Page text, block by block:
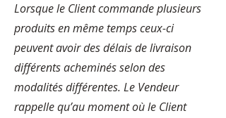
Lorsque le Client commande plusieurs
produits en même temps ceux-ci
peuvent avoir des délais de livraison
différents acheminés selon des
modalités différentes. Le Vendeur
rappelle qu’au moment où le Client